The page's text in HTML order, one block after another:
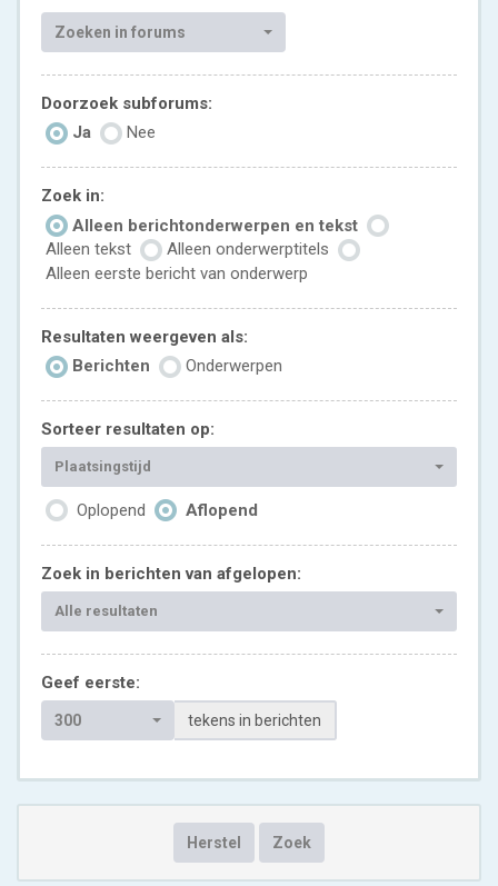
Zoeken in forums
Doorzoek subforums:
Ja
Nee
Zoek in:
Alleen berichtonderwerpen en tekst
Alleen tekst
Alleen onderwerptitels
Alleen eerste bericht van onderwerp
Resultaten weergeven als:
Berichten
Onderwerpen
Sorteer resultaten op:
Plaatsingstijd
Oplopend Aflopend
Zoek in berichten van afgelopen:
Alle resultaten
Geef eerste:
300 tekens in berichten
Herstel Zoek